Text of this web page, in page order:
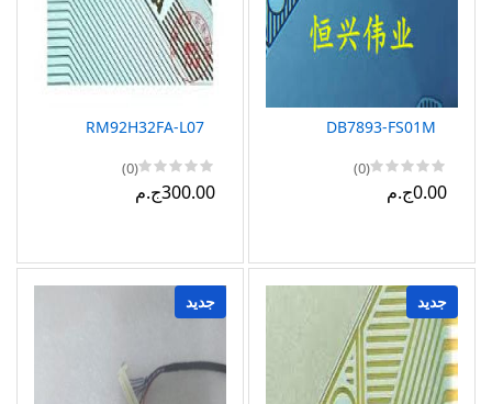
DB7893-FS01M
(0)
0.00ج.م
RM92H32FA-L07
(0)
300.00ج.م
جديد جديد